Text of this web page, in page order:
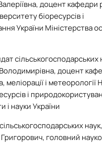
доцент
біоресурсів і
України Міністерства
доцент
і метеорології
і
і науки України
головний